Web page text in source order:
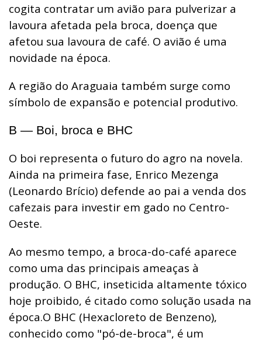
cogita contratar um avião para pulverizar a
lavoura afetada pela broca, doença que
afetou sua lavoura de café. O avião é uma
novidade na época.
A região do Araguaia também surge como
símbolo de expansão e potencial produtivo.
B — Boi, broca e BHC
O boi representa o futuro do agro na novela.
Ainda na primeira fase, Enrico Mezenga
(Leonardo Brício) defende ao pai a venda dos
cafezais para investir em gado no Centro-
Oeste.
Ao mesmo tempo, a broca-do-café aparece
como uma das principais ameaças à
produção. O BHC, inseticida altamente tóxico
hoje proibido, é citado como solução usada na
época.O BHC (Hexacloreto de Benzeno),
conhecido como "pó-de-broca", é um